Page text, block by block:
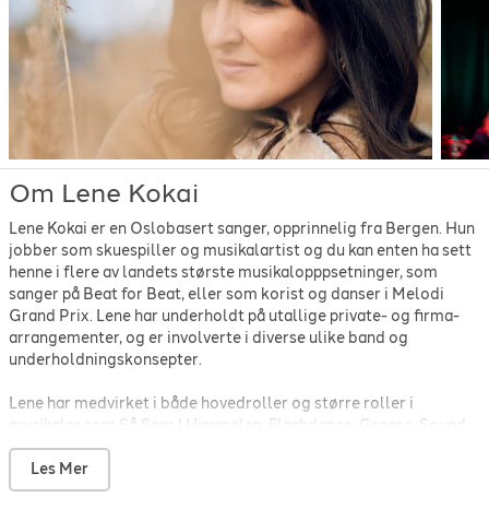
Prince
-How come you don't call me?
Somebody to love
1976
Radka Toneff
The moon's a harsh mistress
1982
Sarah Dawn Finer
Kärleksvisan -2010
For once in my life (acoustic cover)-1968
- För Kärlekens Skull-1993
Toto-I'll supply the love-1979
Vamp- Tir n'a Noir -1993
Whitney Houston
I wanna dance with somebody 2022
Om Lene Kokai
Lene Kokai er en Oslobasert sanger, opprinnelig fra Bergen. Hun
jobber som skuespiller og musikalartist og du kan enten ha sett
henne i flere av landets største musikalopppsetninger, som
sanger på Beat for Beat, eller som korist og danser i Melodi
Grand Prix. Lene har underholdt på utallige private- og firma-
arrangementer, og er involverte i diverse ulike band og
underholdningskonsepter.
Lene har medvirket i både hovedroller og større roller i
musikaler som Så Som I Himmelen, Flashdance, Grease, Sound
Of Music, Chess, Jesus Christ Superstar, Little Shop Of Horrors
for å nevne noen. Hun har i flere år turnert landet med diverse
underholdningskonsepter som for eksempel Wallmans On Tour,
Les Mer